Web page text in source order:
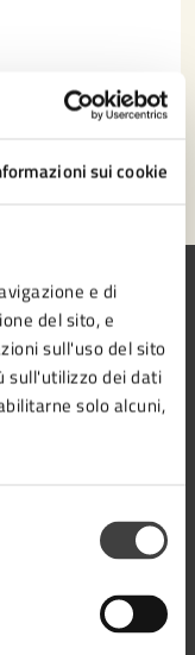
sui cookie
e di
del sito, e
sull'uso del sito
sull'utilizzo dei dati
solo alcuni,